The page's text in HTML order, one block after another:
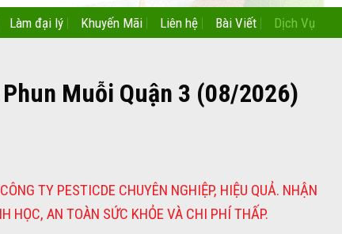
Làm đại lý Khuyến Mãi Liên hệ Bài Viết Dịch Vụ
Muỗi Quận 3 (08/2026)
TY PESTICDE CHUYÊN NGHIỆP, HIỆU QUẢ. NHẬN
HỌC, AN TOÀN SỨC KHỎE VÀ CHI PHÍ THẤP.